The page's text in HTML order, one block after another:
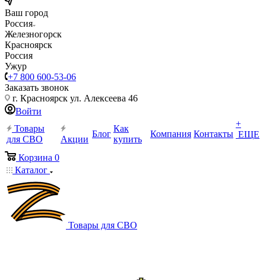
Ваш город
Россия
Железногорск
Красноярск
Россия
Ужур
+7 800 600-53-06
Заказать звонок
г. Красноярск ул. Алексеева 46
Войти
Товары
для СВО
Акции
Блог
Как
купить
Компания Контакты
+
ЕЩЕ
Корзина 0
Каталог
Товары для СВО